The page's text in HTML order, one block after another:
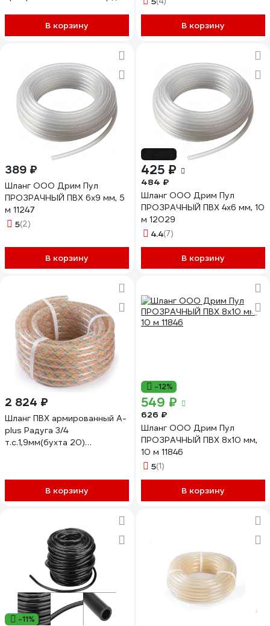
В корзину
В корзину
389 ₽
Шланг ООО Дрим Пул
ПРОЗРАЧНЫЙ ПВХ 6x9 мм, 5
м 11247
5(2)
В корзину
425 ₽
484 ₽
Шланг ООО Дрим Пул
ПРОЗРАЧНЫЙ ПВХ 4x6 мм, 10
м 12029
4.4(7)
В корзину
2 824 ₽
Шланг ПВХ армированный A-
plus Радуга 3/4
т.с.1,9мм(бухта 20)
В корзину
-12%
549 ₽
626 ₽
Шланг ООО Дрим Пул
ПРОЗРАЧНЫЙ ПВХ 8x10 мм,
10 м 11846
5(1)
В корзину
-11%